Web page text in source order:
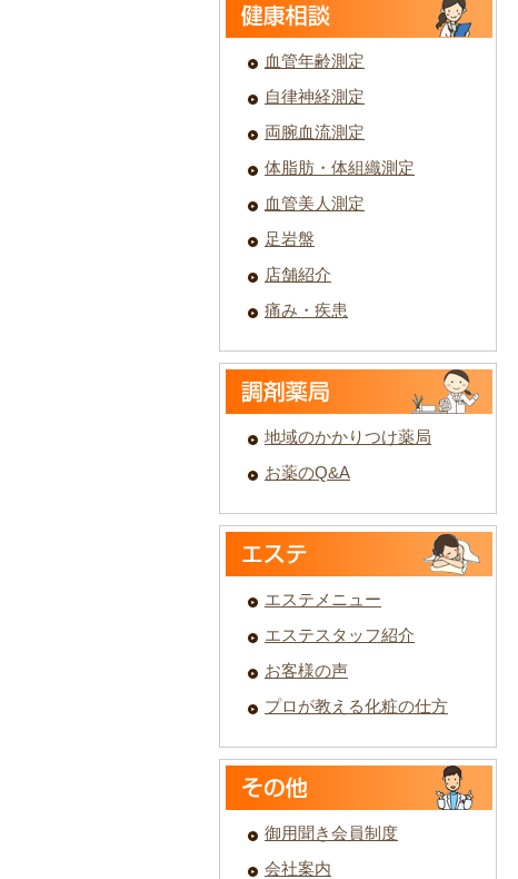
血管年齢測定
自律神経測定
両腕血流測定
体脂肪・体組織測定
血管美人測定
足岩盤
店舗紹介
痛み・疾患
地域のかかりつけ薬局
お薬のQ&A
エステメニュー
エステスタッフ紹介
お客様の声
プロが教える化粧の仕方
御用聞き会員制度
会社案内